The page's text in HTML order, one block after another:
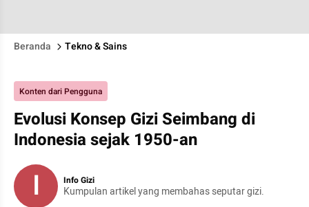
Beranda Tekno & Sains
Konten dari Pengguna
Evolusi Konsep Gizi Seimbang di
Indonesia sejak 1950-an
I Info Gizi
Kumpulan artikel yang membahas seputar gizi.